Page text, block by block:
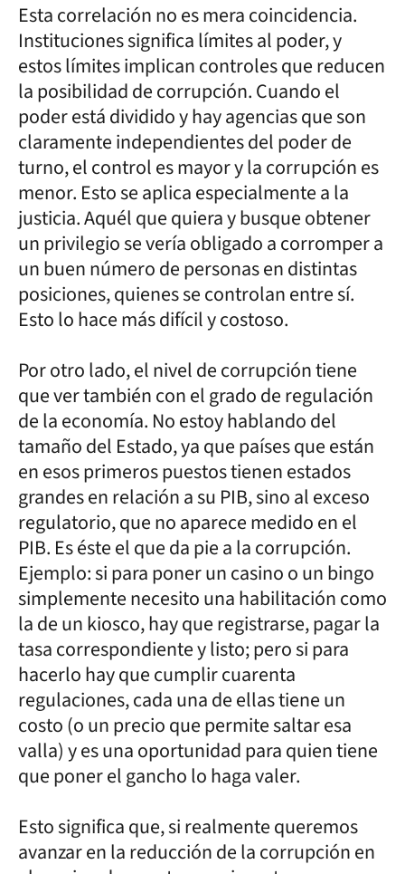
Esta correlación no es mera coincidencia.
Instituciones significa límites al poder, y
estos límites implican controles que reducen
la posibilidad de corrupción. Cuando el
poder está dividido y hay agencias que son
claramente independientes del poder de
turno, el control es mayor y la corrupción es
menor. Esto se aplica especialmente a la
justicia. Aquél que quiera y busque obtener
un privilegio se vería obligado a corromper a
un buen número de personas en distintas
posiciones, quienes se controlan entre sí.
Esto lo hace más difícil y costoso.
Por otro lado, el nivel de corrupción tiene
que ver también con el grado de regulación
de la economía. No estoy hablando del
tamaño del Estado, ya que países que están
en esos primeros puestos tienen estados
grandes en relación a su PIB, sino al exceso
regulatorio, que no aparece medido en el
PIB. Es éste el que da pie a la corrupción.
Ejemplo: si para poner un casino o un bingo
simplemente necesito una habilitación como
la de un kiosco, hay que registrarse, pagar la
tasa correspondiente y listo; pero si para
hacerlo hay que cumplir cuarenta
regulaciones, cada una de ellas tiene un
costo (o un precio que permite saltar esa
valla) y es una oportunidad para quien tiene
que poner el gancho lo haga valer.
Esto significa que, si realmente queremos
avanzar en la reducción de la corrupción en